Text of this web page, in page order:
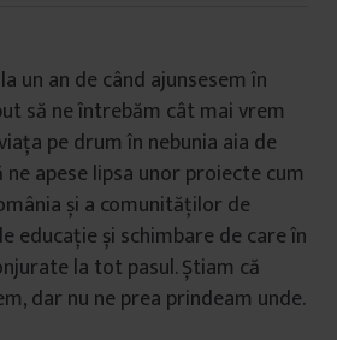
un an de când ajunsesem în
să ne întrebăm cât mai vrem
pe drum în nebunia aia de
apese lipsa unor proiecte cum
și a comunităților de
educație și schimbare de care în
la tot pasul. Știam că
dar nu ne prea prindeam unde.